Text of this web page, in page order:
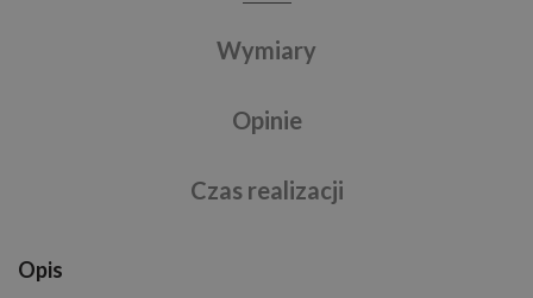
Wymiary
Opinie
Czas realizacji
Opis